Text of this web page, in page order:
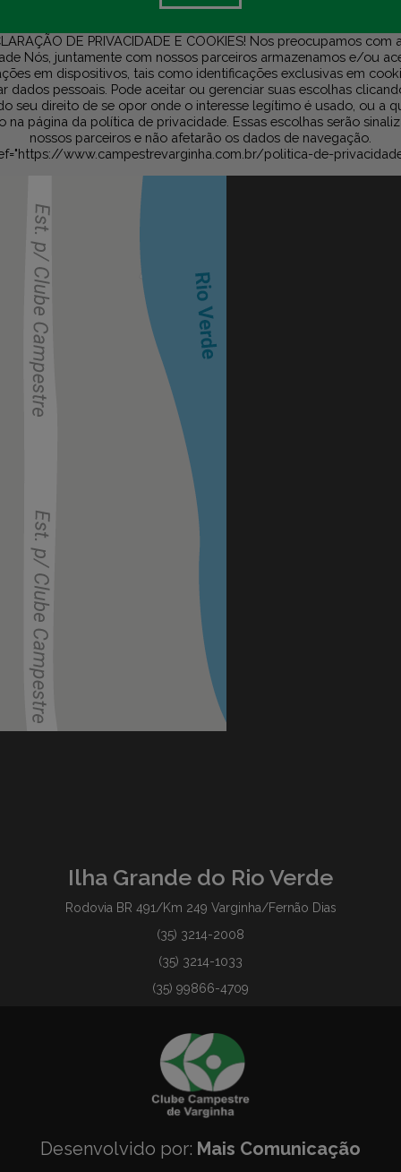
DE PRIVACIDADE E COOKIES! Nos preocupamos com
Nós, juntamente com nossos parceiros armazenamos e/ou
em dispositivos, tais como identificações exclusivas em
dados pessoais. Pode aceitar ou gerenciar suas escolhas
seu direito de se opor onde o interesse legítimo é usado, ou a
na página da política de privacidade. Essas escolhas serão
nossos parceiros e não afetarão os dados de navegação.
www.campestrevarginha.com.br/politica-de-
Ilha Grande do Rio Verde
Rodovia BR 491/Km 249 Varginha/Fernão Dias
(35) 3214-2008
(35) 3214-1033
(35) 99866-4709
Desenvolvido por: Mais Comunicação